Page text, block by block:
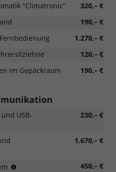
320,– €
"Climatronic"
190,– €
1.270,– €
120,– €
190,– €
im Gepäckraum
230,– €
USB-
1.670,– €
450,– €